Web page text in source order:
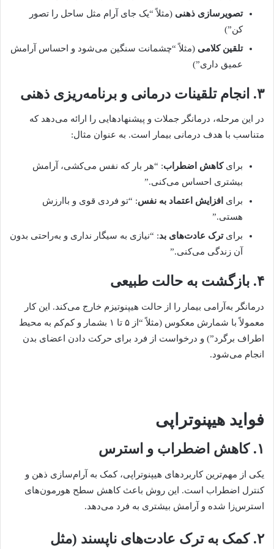
تصویرسازی ذهنی (مثلاً “یک جای آرام مثل ساحل را تصور
کن”)
تلقین کلامی (مثلاً “چشمانت سنگین می‌شود و احساس آرامش
عمیق داری”)
۳. انجام تلقینات درمانی و برنامه‌ریزی ذهنی
در این مرحله، درمانگر جملات و پیشنهادهایی را ارائه می‌دهد که
متناسب با هدف درمانی بیمار است. به عنوان مثال:
برایکاهش اضطراب: “هر بار که نفس می‌کشی، آرامش
بیشتری احساس می‌کنی.”
برای افزایش اعتماد به نفس: “تو فردی قوی و باارزش
هستی.”
برایترک عادت‌های بد: “نیازی به سیگار نداری و به‌راحتی بدون
آن زندگی می‌کنی.”
۴. بازگشت به حالت طبیعی
درمانگر به‌آرامی بیمار را از حالت هیپنوتیزم خارج می‌کند. این کار
معمولاً با شمارش معکوس (مثلاً “از ۵ تا ۱ بشمار و کم‌کم به محیط
اطراف برگرد”) و درخواست از فرد برای حرکت دادن اعضای بدن
انجام می‌شود.
فواید هیپنوتراپی
۱. کاهش اضطراب و استرس
یکی از مهم‌ترین کاربردهای هیپنوتراپی، کمک به آرام‌سازی ذهن و
کنترل اضطراب است. این روش باعث کاهش سطح هورمون‌های
استرس‌زا شده و آرامش بیشتری به فرد می‌دهد.
۲. کمک به ترک عادت‌های ناپسند (مثل